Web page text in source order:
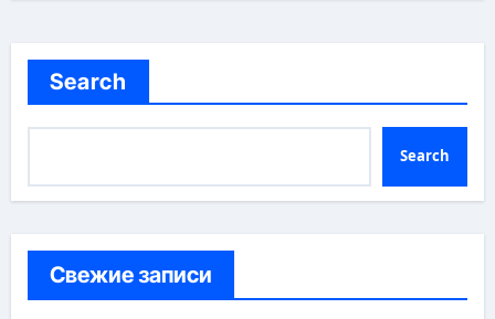
Search
Search
Свежие записи